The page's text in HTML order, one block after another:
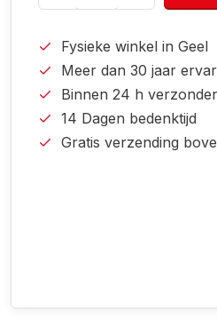
Fysieke winkel in Geel
Meer dan 30 jaar
Binnen 24 h
14 Dagen bedenktijd
Gratis verzending